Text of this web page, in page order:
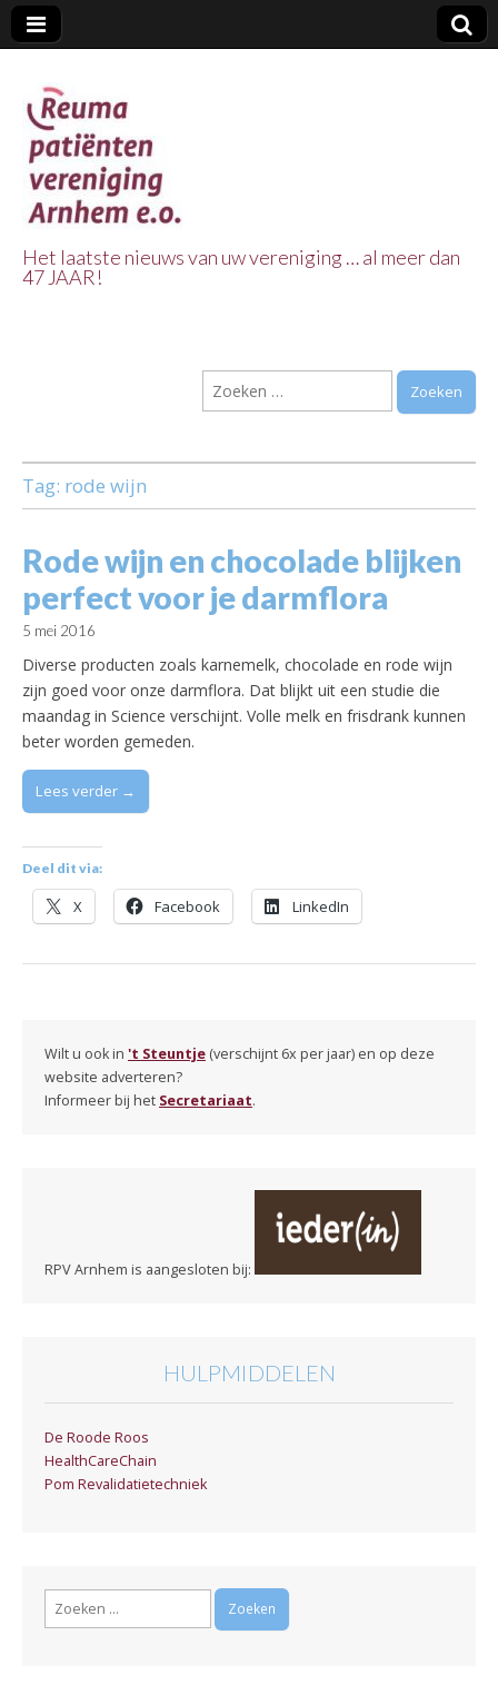
Vereniging
Arnhem e.o.
Het laatste nieuws van uw vereniging … al meer dan
47 JAAR!
Zoeken
naar:
Tag: rode wijn
Rode wijn en chocolade blijken
perfect voor je darmflora
5 mei 2016
Diverse producten zoals karnemelk, chocolade en rode wijn
zijn goed voor onze darmflora. Dat blijkt uit een studie die
maandag in Science verschijnt. Volle melk en frisdrank kunnen
beter worden gemeden.
Lees verder →
Deel dit via:
X Facebook LinkedIn
Wilt u ook in 't Steuntje (verschijnt 6x per jaar) en op deze
website adverteren?
Informeer bij het Secretariaat.
RPV Arnhem is aangesloten bij:
HULPMIDDELEN
De Roode Roos
HealthCareChain
Pom Revalidatietechniek
Zoeken